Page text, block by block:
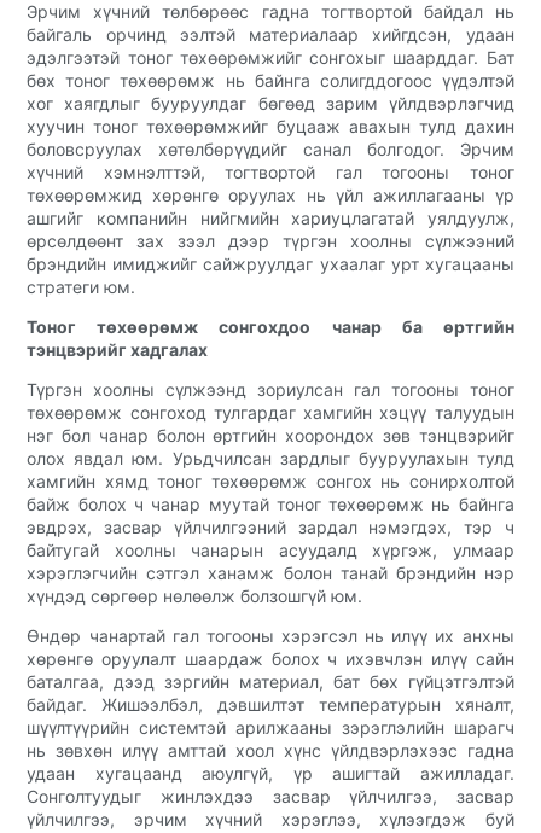
Эрчим хүчний төлбөрөөс гадна тогтвортой байдал нь
байгаль орчинд ээлтэй материалаар хийгдсэн, удаан
эдэлгээтэй тоног төхөөрөмжийг сонгохыг шаарддаг. Бат
бөх тоног төхөөрөмж нь байнга солигддогоос үүдэлтэй
хог хаягдлыг бууруулдаг бөгөөд зарим үйлдвэрлэгчид
хуучин тоног төхөөрөмжийг буцааж авахын тулд дахин
боловсруулах хөтөлбөрүүдийг санал болгодог. Эрчим
хүчний хэмнэлттэй, тогтвортой гал тогооны тоног
төхөөрөмжид хөрөнгө оруулах нь үйл ажиллагааны үр
ашгийг компанийн нийгмийн хариуцлагатай уялдуулж,
өрсөлдөөнт зах зээл дээр түргэн хоолны сүлжээний
брэндийн имиджийг сайжруулдаг ухаалаг урт хугацааны
стратеги юм.
Тоног төхөөрөмж сонгохдоо чанар ба өртгийн
тэнцвэрийг хадгалах
Түргэн хоолны сүлжээнд зориулсан гал тогооны тоног
төхөөрөмж сонгоход тулгардаг хамгийн хэцүү талуудын
нэг бол чанар болон өртгийн хоорондох зөв тэнцвэрийг
олох явдал юм. Урьдчилсан зардлыг бууруулахын тулд
хамгийн хямд тоног төхөөрөмж сонгох нь сонирхолтой
байж болох ч чанар муутай тоног төхөөрөмж нь байнга
эвдрэх, засвар үйлчилгээний зардал нэмэгдэх, тэр ч
байтугай хоолны чанарын асуудалд хүргэж, улмаар
хэрэглэгчийн сэтгэл ханамж болон танай брэндийн нэр
хүндэд сөргөөр нөлөөлж болзошгүй юм.
Өндөр чанартай гал тогооны хэрэгсэл нь илүү их анхны
хөрөнгө оруулалт шаардаж болох ч ихэвчлэн илүү сайн
баталгаа, дээд зэргийн материал, бат бөх гүйцэтгэлтэй
байдаг. Жишээлбэл, дэвшилтэт температурын хяналт,
шүүлтүүрийн системтэй арилжааны зэрэглэлийн шарагч
нь зөвхөн илүү амттай хоол хүнс үйлдвэрлэхээс гадна
удаан хугацаанд аюулгүй, үр ашигтай ажилладаг.
Сонголтуудыг жинлэхдээ засвар үйлчилгээ, засвар
үйлчилгээ, эрчим хүчний хэрэглээ, хүлээгдэж буй